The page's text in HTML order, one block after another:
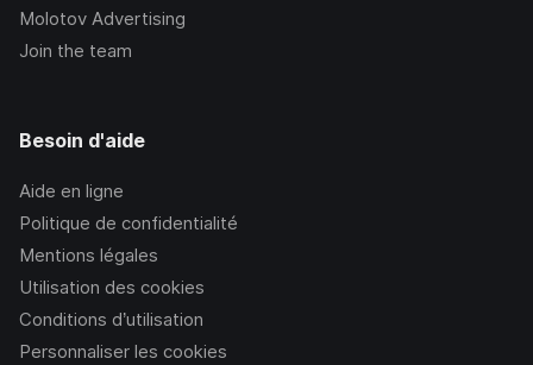
Molotov Advertising
Join the team
Besoin d'aide
Aide en ligne
Politique de confidentialité
Mentions légales
Utilisation des cookies
Conditions d’utilisation
Personnaliser les cookies